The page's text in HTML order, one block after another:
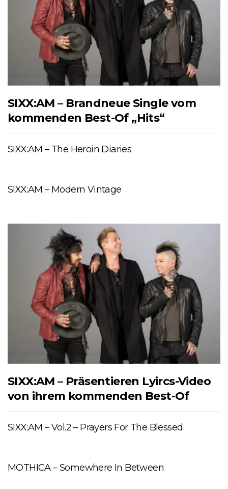
SIXX:AM – Brandneue Single vom
kommenden Best-Of „Hits“
SIXX:AM – The Heroin Diaries
SIXX:AM – Modern Vintage
SIXX:AM – Präsentieren Lyircs-Video
von ihrem kommenden Best-Of
SIXX:AM – Vol.2 – Prayers For The Blessed
MOTHICA – Somewhere In Between